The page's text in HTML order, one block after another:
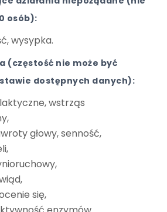
osób):
wysypka.
(częstość nie może być
dostępnych danych):
wstrząs
głowy, senność,
się,